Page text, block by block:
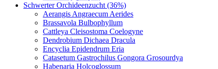
Schwerter Orchideenzucht (36%)
Aerangis Angraecum Aerides
Brassavola Bulbophyllum
Cattleya Cleisostoma Coelogyne
Dendrobium Dichaea Dracula
Encyclia Epidendrum Eria
Catasetum Gastrochilus Gongora Grosourdya
Habenaria Holcoglossum